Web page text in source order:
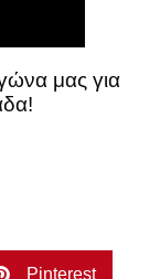
μας για
Pinterest